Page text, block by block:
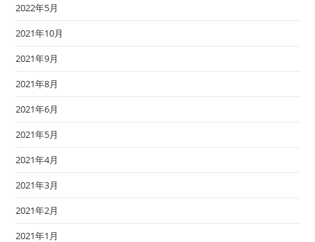
2022年5月
2021年10月
2021年9月
2021年8月
2021年6月
2021年5月
2021年4月
2021年3月
2021年2月
2021年1月